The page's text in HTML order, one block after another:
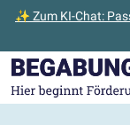
✨ Zum KI-Chat:
Zum Hauptinhalt
Zur Startseite